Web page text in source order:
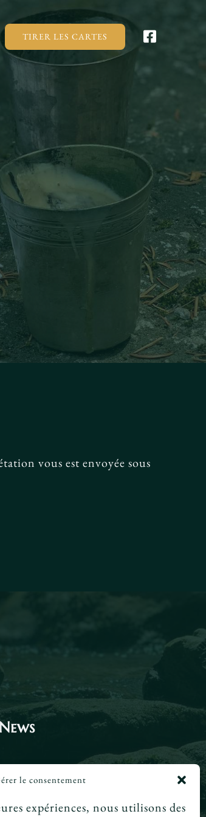
le consentement
expériences, nous utilisons des
TIRER LES CARTES
vous est envoyée sous
News
tarot peut-il annoncer une
amoureuse ?